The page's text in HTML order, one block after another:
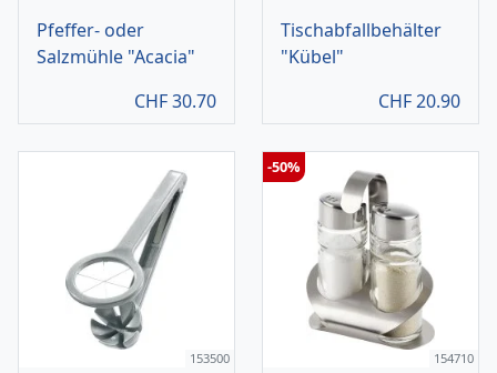
Pfeffer- oder
Salzmühle "Acacia"
CHF30.70
Tischabfallbehälter
"Kübel"
CHF20.90
153500 154710
-50%